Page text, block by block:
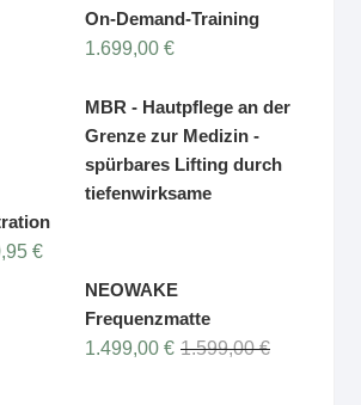
On-Demand-Training
1.699,00 €
MBR - Hautpflege an der
Grenze zur Medizin -
spürbares Lifting durch
tiefenwirksame
€
NEOWAKE
Frequenzmatte
1.599,00€
1.499,00 €
Aktueller